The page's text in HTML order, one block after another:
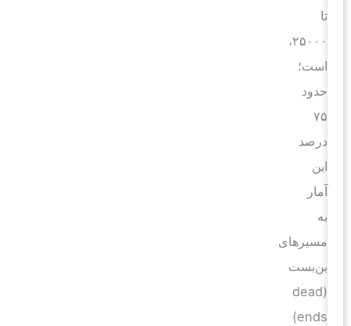
۲۵۰۰۰،
است؛
حدود
درصد
آمار
مسیرهای
بن‌بست
(dead
ends)